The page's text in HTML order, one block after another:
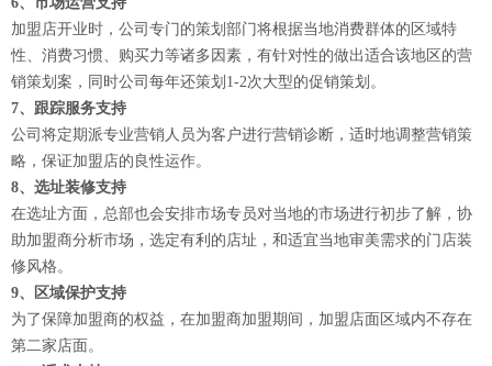
加盟店开业时，公司专门的策划部门将根据当地消费群体的区域特
性、消费习惯、购买力等诸多因素，有针对性的做出适合该地区的营
销策划案，同时公司每年还策划1-2次大型的促销策划。
7、跟踪服务支持
公司将定期派专业营销人员为客户进行营销诊断，适时地调整营销策
略，保证加盟店的良性运作。
8、选址装修支持
在选址方面，总部也会安排市场专员对当地的市场进行初步了解，协
助加盟商分析市场，选定有利的店址，和适宜当地审美需求的门店装
修风格。
9、区域保护支持
为了保障加盟商的权益，在加盟商加盟期间，加盟店面区域内不存在
第二家店面。